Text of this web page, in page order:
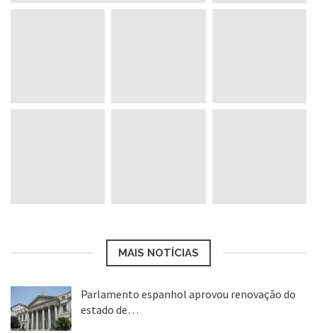
MAIS NOTÍCIAS
Parlamento espanhol aprovou renovação do
estado de…